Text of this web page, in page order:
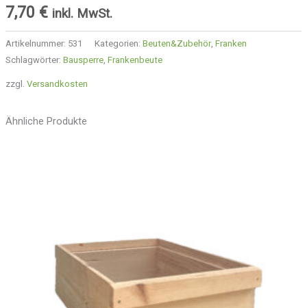
7,70 € inkl. MwSt.
Artikelnummer: 531 Kategorien: Beuten&Zubehör, Franken
Schlagwörter: Bausperre, Frankenbeute
zzgl. Versandkosten
Ähnliche Produkte